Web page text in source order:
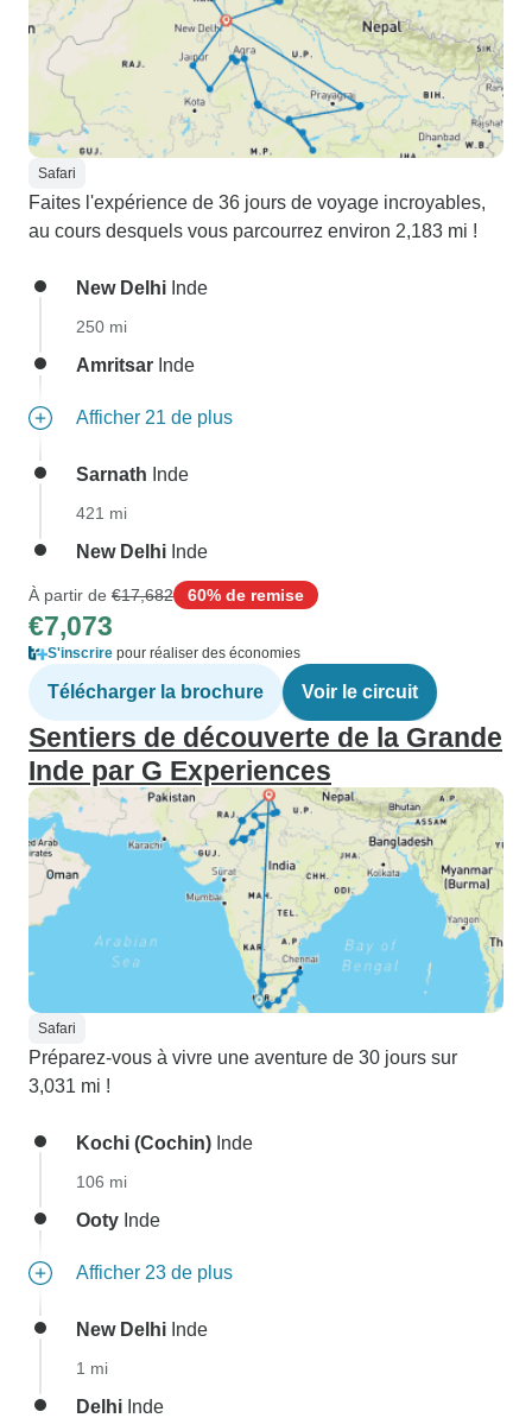
Safari
Faites l'expérience de 36 jours de voyage incroyables,
au cours desquels vous parcourrez environ 2,183 mi !
New Delhi Inde
250 mi
Amritsar Inde
Afficher 21 de plus
Sarnath Inde
421 mi
New Delhi Inde
À partir de €17,682 60% de remise
€7,073
S'inscrire pour réaliser des économies
Télécharger la brochure Voir le circuit
Sentiers de découverte de la Grande
Inde par G Experiences
Safari
Préparez-vous à vivre une aventure de 30 jours sur
3,031 mi !
Kochi (Cochin) Inde
106 mi
Ooty Inde
Afficher 23 de plus
New Delhi Inde
1 mi
Delhi Inde